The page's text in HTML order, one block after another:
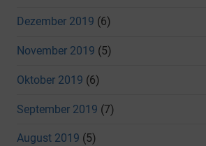
Dezember 2019 (6)
November 2019 (5)
Oktober 2019 (6)
September 2019 (7)
August 2019 (5)